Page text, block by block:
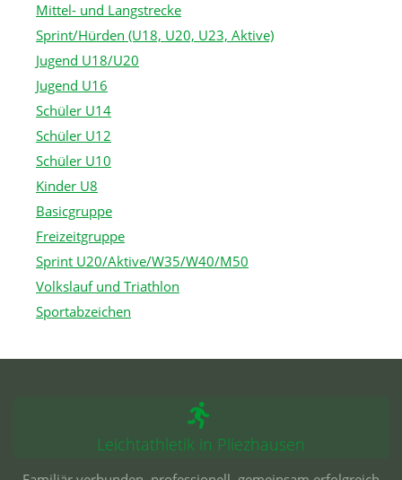
Mittel- und Langstrecke
Sprint/Hürden (U18, U20, U23, Aktive)
Jugend U18/U20
Jugend U16
Schüler U14
Schüler U12
Schüler U10
Kinder U8
Basicgruppe
Freizeitgruppe
Sprint U20/Aktive/W35/W40/M50
Volkslauf und Triathlon
Sportabzeichen
Leichtathletik in Pliezhausen